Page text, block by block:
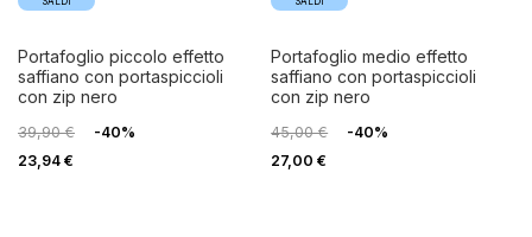
portafoglio piccolo effetto
saffiano con portaspiccioli
con zip nero
39,90 €
-40%
23,94 €
portafoglio medio effetto
saffiano con portaspiccioli
con zip nero
45,00 €
-40%
27,00 €